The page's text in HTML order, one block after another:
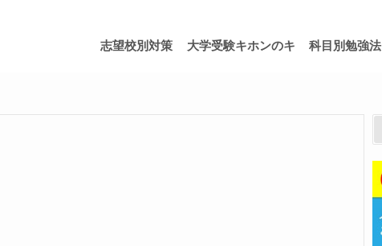
志望校別対策 大学受験キホンのキ 科目別勉強法